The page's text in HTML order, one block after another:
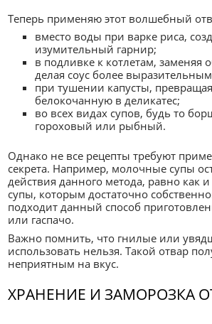
Теперь применяю этот волшебный
вместо воды при варке риса,
изумительный гарнир;
в подливке к котлетам, заменяя
делая соус более
при тушении капусты,
белокочанную в деликатес;
во всех видах супов, будь то
гороховый или рыбный.
Однако не все рецепты требуют
секрета. Например, молочные супы
действия данного метода, равно как
супы, которым достаточно
подходит данный способ
или гаспачо.
Важно помнить, что гнилые или
использовать нельзя. Такой отвар
неприятным на вкус.
ХРАНЕНИЕ И ЗАМОРОЗКА